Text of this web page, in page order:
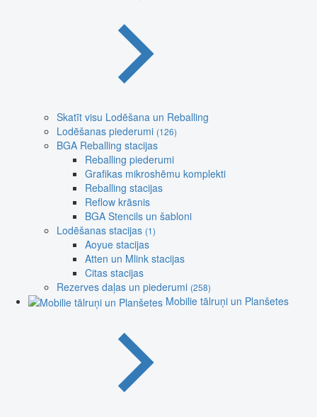
Skatīt visu Lodēšana un Reballing
Lodēšanas piederumi (126)
BGA Reballing stacijas
Reballing piederumi
Grafikas mikroshēmu komplekti
Reballing stacijas
Reflow krāsnis
BGA Stencils un šabloni
Lodēšanas stacijas (1)
Aoyue stacijas
Atten un Mlink stacijas
Citas stacijas
Rezerves daļas un piederumi (258)
Mobilie tālruņi un Planšetes